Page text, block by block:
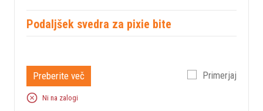
Podaljšek svedra za pixie bite
Preberite več Primerjaj
Ni na zalogi